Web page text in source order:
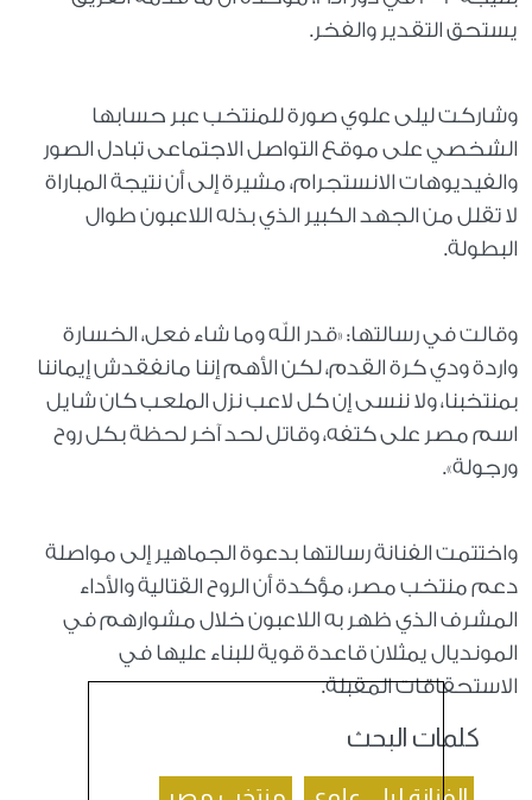
يستحق التقدير والفخر.
وشاركت ليلى علوي صورة للمنتخب عبر حسابها
الشخصي على موقع التواصل الاجتماعى تبادل الصور
والفيديوهات الانستجرام، مشيرة إلى أن نتيجة المباراة
لا تقلل من الجهد الكبير الذي بذله اللاعبون طوال
البطولة.
وقالت في رسالتها: «قدر الله وما شاء فعل، الخسارة
واردة ودي كرة القدم، لكن الأهم إننا مانفقدش إيماننا
بمنتخبنا، ولا ننسى إن كل لاعب نزل الملعب كان شايل
اسم مصر على كتفه، وقاتل لحد آخر لحظة بكل روح
ورجولة».
واختتمت الفنانة رسالتها بدعوة الجماهير إلى مواصلة
دعم منتخب مصر، مؤكدة أن الروح القتالية والأداء
المشرف الذي ظهر به اللاعبون خلال مشوارهم في
المونديال يمثلان قاعدة قوية للبناء عليها في
الاستحقاقات المقبلة.
كلمات البحث